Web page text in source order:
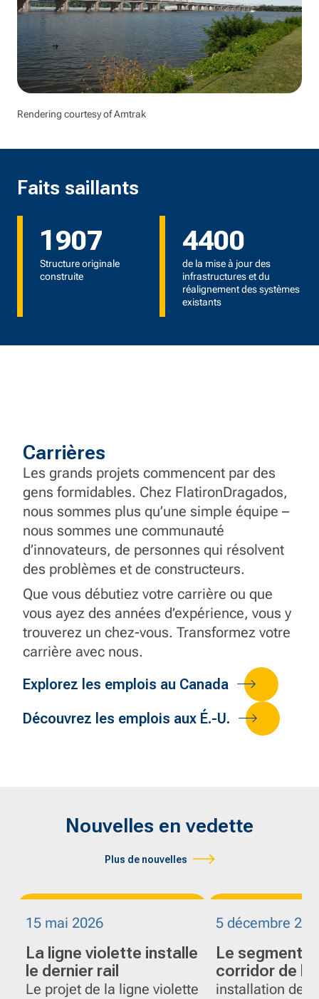
Rendering courtesy of Amtrak
Faits saillants
1907
Structure originale
construite
4400
de la mise à jour des
infrastructures et du
réalignement des systèmes
existants
Carrières
Les grands projets commencent par des
gens formidables. Chez FlatironDragados,
nous sommes plus qu’une simple équipe –
nous sommes une communauté
d’innovateurs, de personnes qui résolvent
des problèmes et de constructeurs.
Que vous débutiez votre carrière ou que
vous ayez des années d’expérience, vous y
trouverez un chez-vous. Transformez votre
carrière avec nous.
Explorez les emplois au Canada
Découvrez les emplois aux É.-U.
Nouvelles en vedette
Plus de nouvelles
15 mai 2026
La ligne violette installe
le dernier rail
Le projet de la ligne violette
5 décembre
Le segment 7
corridor de
atteint un
installation de